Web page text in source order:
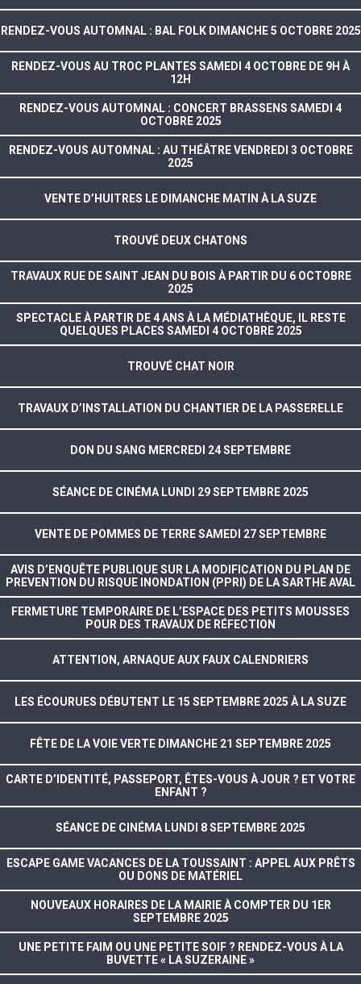
RENDEZ-VOUS AUTOMNAL : BAL FOLK DIMANCHE 5 OCTOBRE 2025
RENDEZ-VOUS AU TROC PLANTES SAMEDI 4 OCTOBRE DE 9H À
12H
RENDEZ-VOUS AUTOMNAL : CONCERT BRASSENS SAMEDI 4
OCTOBRE 2025
RENDEZ-VOUS AUTOMNAL : AU THÉÂTRE VENDREDI 3 OCTOBRE
2025
VENTE D’HUITRES LE DIMANCHE MATIN À LA SUZE
TROUVÉ DEUX CHATONS
TRAVAUX RUE DE SAINT JEAN DU BOIS À PARTIR DU 6 OCTOBRE
2025
SPECTACLE À PARTIR DE 4 ANS À LA MÉDIATHÈQUE, IL RESTE
QUELQUES PLACES SAMEDI 4 OCTOBRE 2025
TROUVÉ CHAT NOIR
TRAVAUX D’INSTALLATION DU CHANTIER DE LA PASSERELLE
DON DU SANG MERCREDI 24 SEPTEMBRE
SÉANCE DE CINÉMA LUNDI 29 SEPTEMBRE 2025
VENTE DE POMMES DE TERRE SAMEDI 27 SEPTEMBRE
AVIS D’ENQUÊTE PUBLIQUE SUR LA MODIFICATION DU PLAN DE
PREVENTION DU RISQUE INONDATION (PPRI) DE LA SARTHE AVAL
FERMETURE TEMPORAIRE DE L’ESPACE DES PETITS MOUSSES
POUR DES TRAVAUX DE RÉFECTION
ATTENTION, ARNAQUE AUX FAUX CALENDRIERS
LES ÉCOURUES DÉBUTENT LE 15 SEPTEMBRE 2025 À LA SUZE
FÊTE DE LA VOIE VERTE DIMANCHE 21 SEPTEMBRE 2025
CARTE D’IDENTITÉ, PASSEPORT, ÊTES-VOUS À JOUR ? ET VOTRE
ENFANT ?
SÉANCE DE CINÉMA LUNDI 8 SEPTEMBRE 2025
ESCAPE GAME VACANCES DE LA TOUSSAINT : APPEL AUX PRÊTS
OU DONS DE MATÉRIEL
NOUVEAUX HORAIRES DE LA MAIRIE À COMPTER DU 1ER
SEPTEMBRE 2025
UNE PETITE FAIM OU UNE PETITE SOIF ? RENDEZ-VOUS À LA
BUVETTE « LA SUZERAINE »